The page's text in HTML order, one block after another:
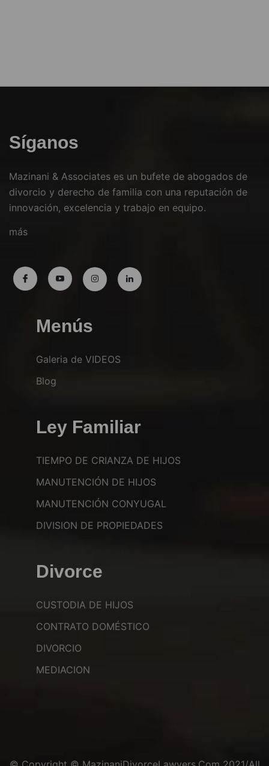
Síganos
Mazinani & Associates es un bufete de abogados de
divorcio y derecho de familia con una reputación de
innovación, excelencia y trabajo en equipo.
más
Menús
Galeria de VIDEOS
Blog
Ley Familiar
TIEMPO DE CRIANZA DE HIJOS
MANUTENCIÓN DE HIJOS
MANUTENCIÓN CONYUGAL
DIVISION DE PROPIEDADES
Divorce
CUSTODIA DE HIJOS
CONTRATO DOMÉSTICO
DIVORCIO
MEDIACION